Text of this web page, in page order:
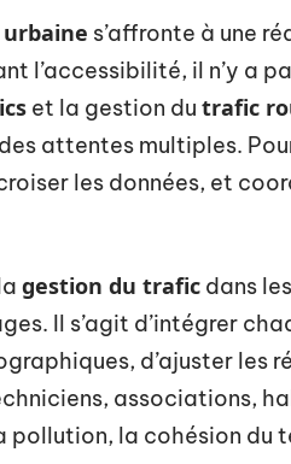
s’affronte à une
l’accessibilité, il n’y a
et la gestion du trafic
attentes multiples.
les données, et
gestion du trafic dans
Il s’agit d’intégrer
d’ajuster les
associations,
pollution, la cohésion du